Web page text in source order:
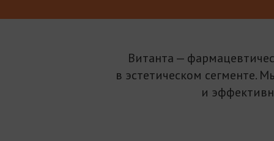
Витанта —
в эстетическом сегменте.
и